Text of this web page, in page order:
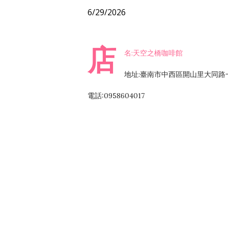
6/29/2026
店 名:天空之橋咖啡館
地址:臺南市中西區開山里大同路
電話:0958604017